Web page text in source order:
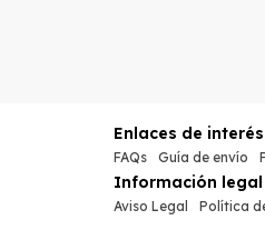
Enlaces de interés
FAQs Guía de envío
Información legal
Aviso Legal Política